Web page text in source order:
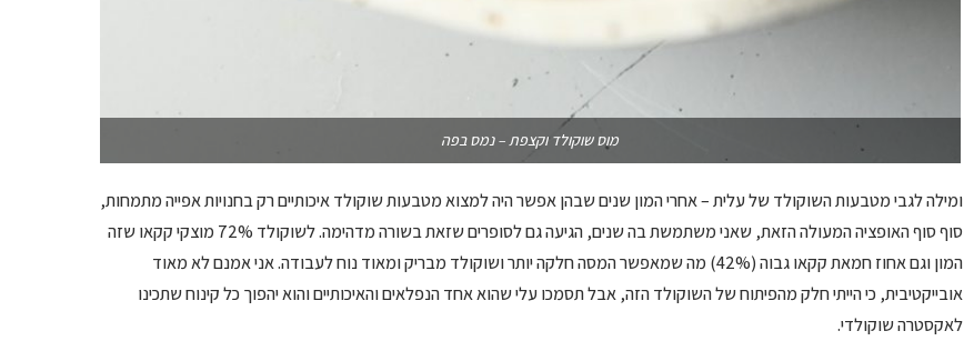
מוס שוקולד וקצפת – נמס בפה
ומילה לגבי מטבעות השוקולד של עלית – אחרי המון שנים שבהן אפשר היה למצוא מטבעות שוקולד איכותיים רק בחנויות אפייה מתמחות,
סוף סוף האופציה המעולה הזאת, שאני משתמשת בה שנים, הגיעה גם לסופרים שזאת בשורה מדהימה. לשוקולד 72% מוצקי קקאו שזה
המון וגם אחוז חמאת קקאו גבוה (42%) מה שמאפשר המסה חלקה יותר ושוקולד מבריק ומאוד נוח לעבודה. אני אמנם לא מאוד
אובייקטיבית, כי הייתי חלק מהפיתוח של השוקולד הזה, אבל תסמכו עלי שהוא אחד הנפלאים והאיכותיים והוא יהפוך כל קינוח שתכינו
לאקסטרה שוקולדי.